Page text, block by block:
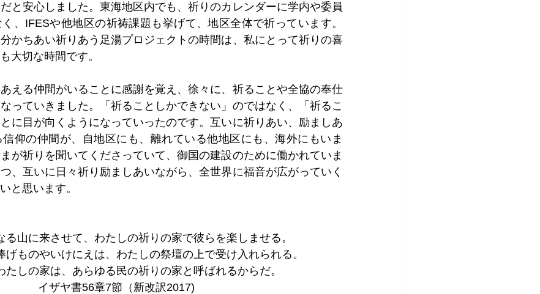
と安心しました。東海地区内でも、祈りのカレンダーに学内や委員
、IFESや他地区の祈祷課題も挙げて、地区全体で祈っています。
かちあい祈りあう足湯プロジェクトの時間は、私にとって祈りの喜
大切な時間です。
える仲間がいることに感謝を覚え、徐々に、祈ることや全協の奉仕
っていきました。「祈ることしかできない」のではなく、「祈るこ
に目が向くようになっていったのです。互いに祈りあい、励ましあ
仰の仲間が、自地区にも、離れている他地区にも、海外にもいま
が祈りを聞いてくださっていて、御国の建設のために働かれていま
、互いに日々祈り励ましあいながら、全世界に福音が広がっていく
と思います。
る山に来させて、わたしの祈りの家で彼らを楽しませる。
げものやいけにえは、わたしの祭壇の上で受け入れられる。
たしの家は、あらゆる民の祈りの家と呼ばれるからだ。
イザヤ書56章7節（新改訳2017)